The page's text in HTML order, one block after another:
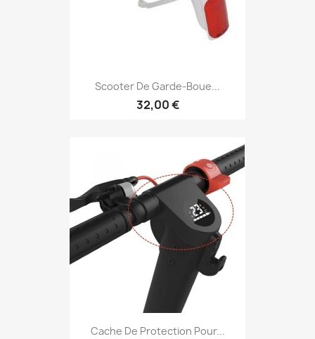
Scooter De Garde-Boue...
32,00 €
Cache De Protection Pour...